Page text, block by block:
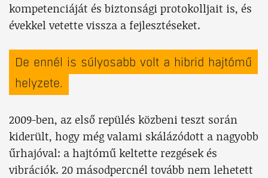
kompetenciáját és biztonsági protokolljait is, és
évekkel vetette vissza a fejlesztéseket.
De ennél is súlyosabb volt a hibrid hajtómű
helyzete.
2009-ben, az első repülés közbeni teszt során
kiderült, hogy még valami skálázódott a nagyobb
űrhajóval: a hajtómű keltette rezgések és
vibrációk. 20 másodpercnél tovább nem lehetett